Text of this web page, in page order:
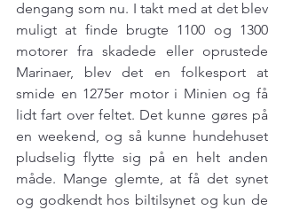
dengang som nu. I takt med at det blev
muligt at finde brugte 1100 og 1300
motorer fra skadede eller oprustede
Marinaer, blev det en folkesport at
smide en 1275er motor i Minien og få
lidt fart over feltet. Det kunne gøres på
en weekend, og så kunne hundehuset
pludselig flytte sig på en helt anden
måde. Mange glemte, at få det synet
og godkendt hos biltilsynet og kun de